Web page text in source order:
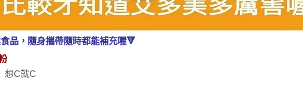
品，隨身攜帶隨時都能補充喔🔻
想C就C